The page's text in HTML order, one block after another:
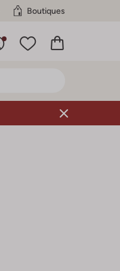
Boutiques